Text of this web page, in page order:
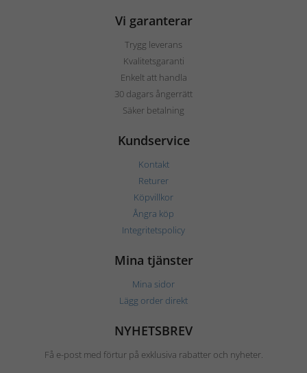
Vi garanterar
Trygg leverans
Kvalitetsgaranti
Enkelt att handla
30 dagars ångerrätt
Säker betalning
Kundservice
Kontakt
Returer
Köpvillkor
Ångra köp
Integritetspolicy
Mina tjänster
Mina sidor
Lägg order direkt
NYHETSBREV
Få e-post med förtur på exklusiva rabatter och nyheter.